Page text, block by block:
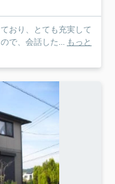
おり、とても充実して
で、会話した... もっと